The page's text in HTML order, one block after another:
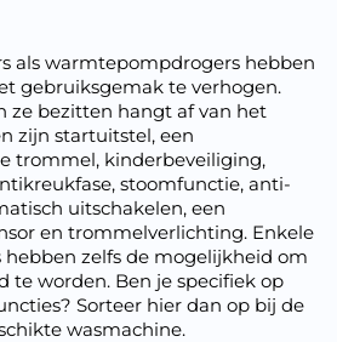
als warmtepompdrogers hebben
gebruiksgemak te verhogen.
ze bezitten hangt af van het
zijn startuitstel, een
trommel, kinderbeveiliging,
stoomfunctie, anti-
uitschakelen, een
en trommelverlichting. Enkele
zelfs de mogelijkheid om
te worden. Ben je specifiek op
Sorteer hier dan op bij de
wasmachine.